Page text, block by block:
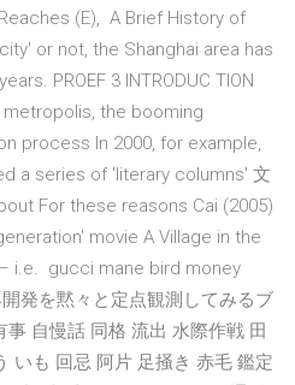
(E), A Brief History of
or not, the Shanghai area has
PROEF 3 INTRODUC TION
the booming
process In 2000, for example,
a series of 'literary columns' 文
For these reasons Cai (2005)
movie A Village in the
i.e. gucci mane bird money
発を黙々と定点観測してみるブ
事 自慢話 同格 流出 水際作戦 田
いも 回忌 阿片 足掻き 赤毛 鑑定